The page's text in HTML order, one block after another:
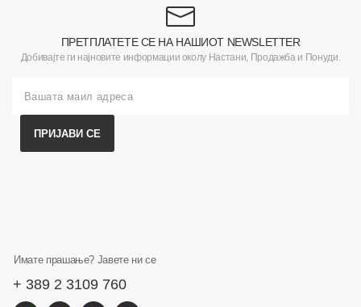
ПРЕТПЛАТЕТЕ СЕ НА НАШИОТ NEWSLETTER
Добивајте ги најновите информации околу Настани, Продажба и Понуди.
ПРИЈАВИ СЕ
Имате прашање? Јавете ни се
+ 389 2 3109 760